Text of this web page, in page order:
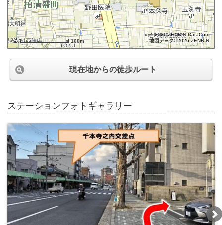
100m
©2026 ZENRIN DataCom
地図データ©2026 ZENRIN
現在地からの徒歩ルート
ステーションフォトギャラリー